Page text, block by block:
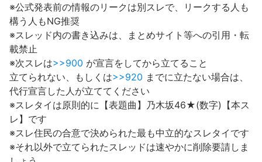
※公式発表前の情報のリークは別スレで、リークする人も
構う人もNG推奨
※スレッド内の書き込みは、まとめサイト等への引用・転
載禁止
※次スレは>>900 が宣言をしてから立てること
立てられない、もしくは>>920 までに立たない場合は、
代行宣言した人が立ててください
※スレタイは原則的に【表題曲】乃木坂46★(数字)【本ス
レ】です
※スレ住民の合意で決められた最も中立的なスレタイです
※それ以外で立てられたスレッドは速やかに削除要請しま